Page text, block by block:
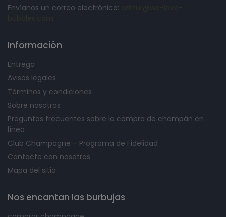
Envíanos un correo electrónico:
Información
Entrega
Avisos legales
Términos y condiciones
Sobre nosotros
Preguntas frecuentes sobre la compra de champán en
línea
Club Champagne – Programa de Fidelidad
Contacte con nosotros
Mapa del sitio
Nos encantan las burbujas